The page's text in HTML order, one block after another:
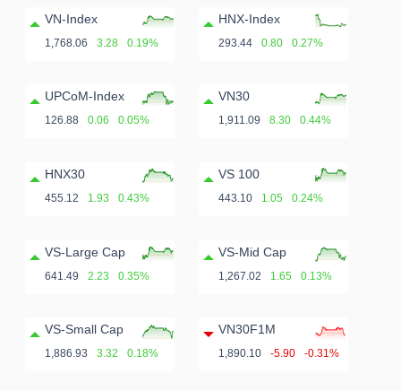
VN-Index
1,768.06 3.28 0.19%
HNX-Index
293.44 0.80 0.27%
UPCoM-Index
126.88 0.06 0.05%
VN30
1,911.09 8.30 0.44%
HNX30
455.12 1.93 0.43%
VS 100
443.10 1.05 0.24%
VS-Large Cap
641.49 2.23 0.35%
VS-Mid Cap
1,267.02 1.65 0.13%
VS-Small Cap
1,886.93 3.32 0.18%
VN30F1M
1,890.10 -5.90 -0.31%